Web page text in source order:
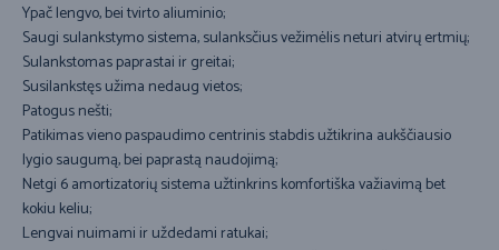
Ypač lengvo, bei tvirto aliuminio;
Saugi sulankstymo sistema, sulanksčius vežimėlis neturi atvirų ertmių;
Sulankstomas paprastai ir greitai;
Susilankstęs užima nedaug vietos;
Patogus nešti;
Patikimas vieno paspaudimo centrinis stabdis užtikrina aukščiausio
lygio saugumą, bei paprastą naudojimą;
Netgi 6 amortizatorių sistema užtinkrins komfortiška važiavimą bet
kokiu keliu;
Lengvai nuimami ir uždedami ratukai;